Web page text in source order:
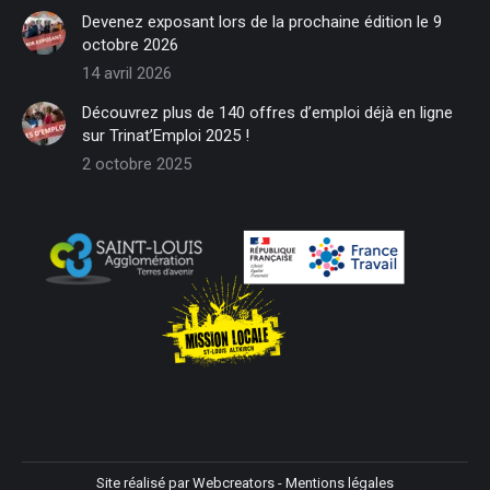
in
new
window
new
window
in
new
window
in
new
window
in
new
window
in
Devenez exposant lors de la prochaine édition le 9
octobre 2026
14 avril 2026
Découvrez plus de 140 offres d’emploi déjà en ligne
sur Trinat’Emploi 2025 !
2 octobre 2025
Site réalisé parWebcreators - Mentions légales